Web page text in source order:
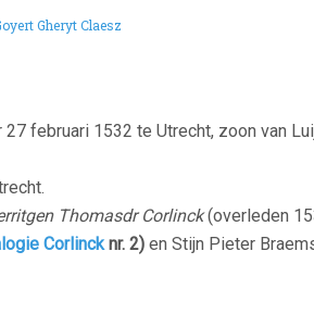
Gheryt Claesz
februari 1532 te Utrecht, zoon van
Thomasdr Corlinck(overleden
Corlincknr. 2) en Stijn Pieter